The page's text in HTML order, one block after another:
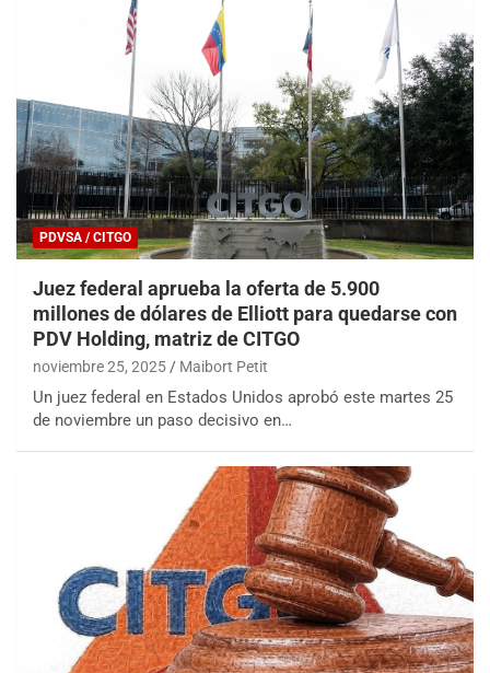
PDVSA / CITGO
Juez federal aprueba la oferta de 5.900
millones de dólares de Elliott para quedarse con
PDV Holding, matriz de CITGO
noviembre 25, 2025 Maibort Petit
Un juez federal en Estados Unidos aprobó este martes 25
de noviembre un paso decisivo en…